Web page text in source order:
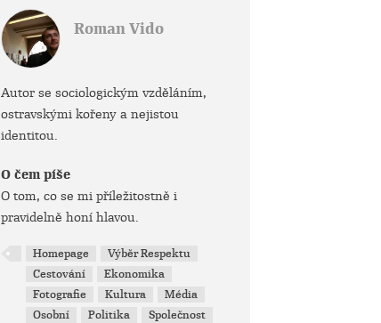
Roman Vido
Autor se sociologickým vzděláním,
ostravskými kořeny a nejistou
identitou.
O čem píše
O tom, co se mi příležitostně i
pravidelně honí hlavou.
Homepage
Výběr Respektu
Cestování
Ekonomika
Fotografie
Kultura
Média
Osobní
Politika
Společnost